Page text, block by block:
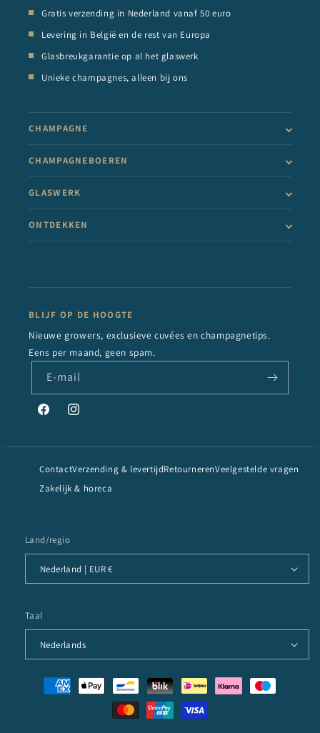
Gratis verzending in Nederland vanaf 50 euro
Levering in België en de rest van Europa
Glasbreukgarantie op al het glaswerk
Unieke champagnes, alleen bij ons
CHAMPAGNE
CHAMPAGNEBOEREN
GLASWERK
ONTDEKKEN
BLIJF OP DE HOOGTE
Nieuwe growers, exclusieve cuvées en champagnetips.
Eens per maand, geen spam.
E‑mail
FacebookInstagram
ContactVerzending & levertijdRetournerenVeelgestelde vragen
Zakelijk & horeca
Land/regio
Nederland | EUR €
Taal
Nederlands
Betaalmethoden